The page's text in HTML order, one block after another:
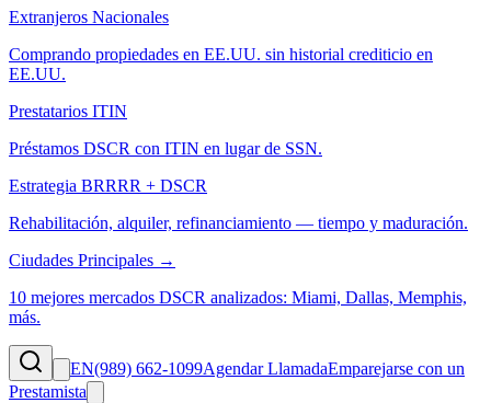
Extranjeros Nacionales
Comprando propiedades en EE.UU. sin historial crediticio en
EE.UU.
Prestatarios ITIN
Préstamos DSCR con ITIN en lugar de SSN.
Estrategia BRRRR + DSCR
Rehabilitación, alquiler, refinanciamiento — tiempo y maduración.
Ciudades Principales →
10 mejores mercados DSCR analizados: Miami, Dallas, Memphis,
más.
EN(989) 662-1099Agendar LlamadaEmparejarse con un
Prestamista